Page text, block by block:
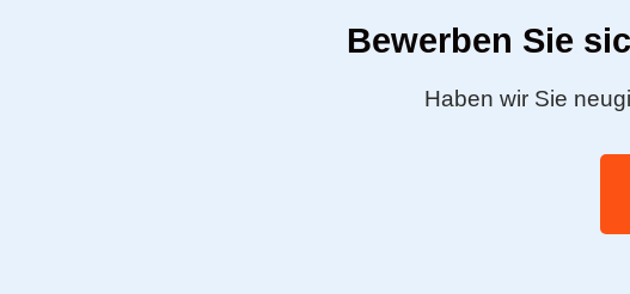
Bewerben Sie
Haben wir Sie